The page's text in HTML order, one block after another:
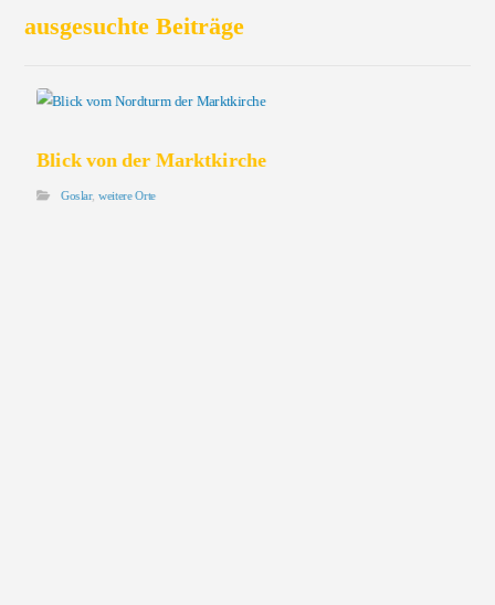
ausgesuchte Beiträge
Blick von der Marktkirche
Goslar,weitere Orte